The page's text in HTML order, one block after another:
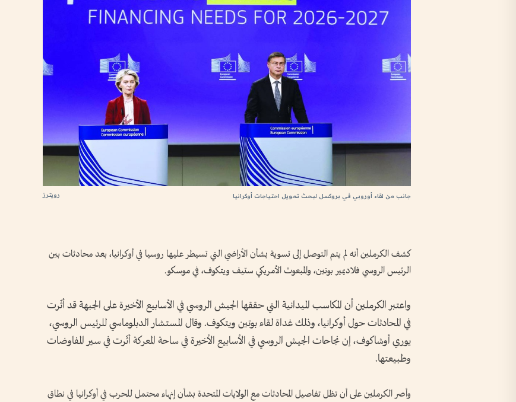
رويترز جانب من لقاء أوروبي في بروكسل لبحث تمويل احتياجات أوكرانيا
كشف الكرملين أنه لم يتم التوصل إلى تسوية بشأن الأراضي التي تسيطر عليها روسيا في أوكرانيا، بعد محادثات بين
الرئيس الروسي فلاديمير بوتين، والمبعوث الأمريكي ستيف ويتكوف، في موسكو.
واعتبر الكرملين أن المكاسب الميدانية التي حققها الجيش الروسي في الأسابيع الأخيرة على الجبهة قد أثّرت
في المحادثات حول أوكرانيا، وذلك غداة لقاء بوتين ويتكوف. وقال المستشار الدبلوماسي للرئيس الروسي،
يوري أوشاكوف، إن نجاحات الجيش الروسي في الأسابيع الأخيرة في ساحة المعركة أثّرت في سير المفاوضات
وطبيعتها.
وأصر الكرملين على أن تظل تفاصيل المحادثات مع الولايات المتحدة بشأن إنهاء محتمل للحرب في أوكرانيا في نطاق